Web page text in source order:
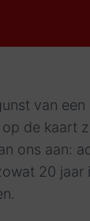
van
de kaart
ons aan:
20